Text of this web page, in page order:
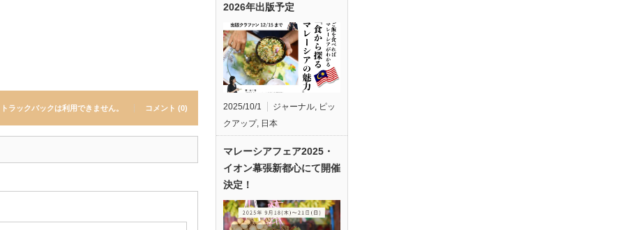
トラックバックは利用できません。 コメント (0)
2026年出版予定
2025/10/1 ジャーナル, ピッ
クアップ, 日本
マレーシアフェア2025・
イオン幕張新都心にて開催
決定！